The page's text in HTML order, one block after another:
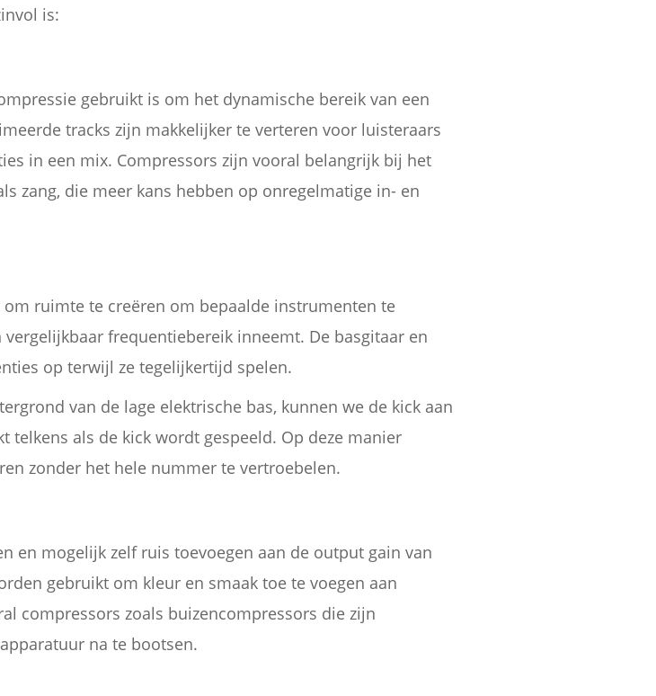
is:
gebruikt is om het dynamische bereik van een
tracks zijn makkelijker te verteren voor luisteraars
in een mix. Compressors zijn vooral belangrijk bij het
zang, die meer kans hebben op onregelmatige in- en
ruimte te creëren om bepaalde instrumenten te
frequentiebereik inneemt. De basgitaar en
op terwijl ze tegelijkertijd spelen.
van de lage elektrische bas, kunnen we de kick aan
telkens als de kick wordt gespeeld. Op deze manier
zonder het hele nummer te vertroebelen.
en mogelijk zelf ruis toevoegen aan de output gain van
gebruikt om kleur en smaak toe te voegen aan
compressors zoals buizencompressors die zijn
na te bootsen.